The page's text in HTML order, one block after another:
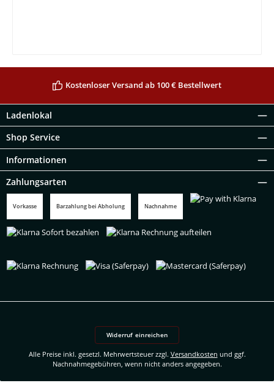
Kostenloser Versand ab 100 € Bestellwert
Ladenlokal
Shop Service
Informationen
Zahlungsarten
Vorkasse Barzahlung bei Abholung Nachnahme
Klarna Sofort bezahlen Klarna Rechnung aufteilen
Widerruf einreichen
Alle Preise inkl. gesetzl. Mehrwertsteuer zzgl. Versandkosten und ggf.
Nachnahmegebühren, wenn nicht anders angegeben.